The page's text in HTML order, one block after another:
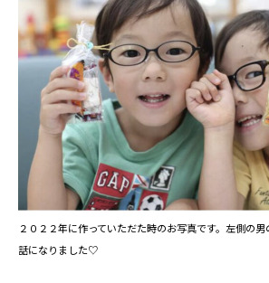
２０２２年に作っていただた時のお写真です。左側の
話になりました♡